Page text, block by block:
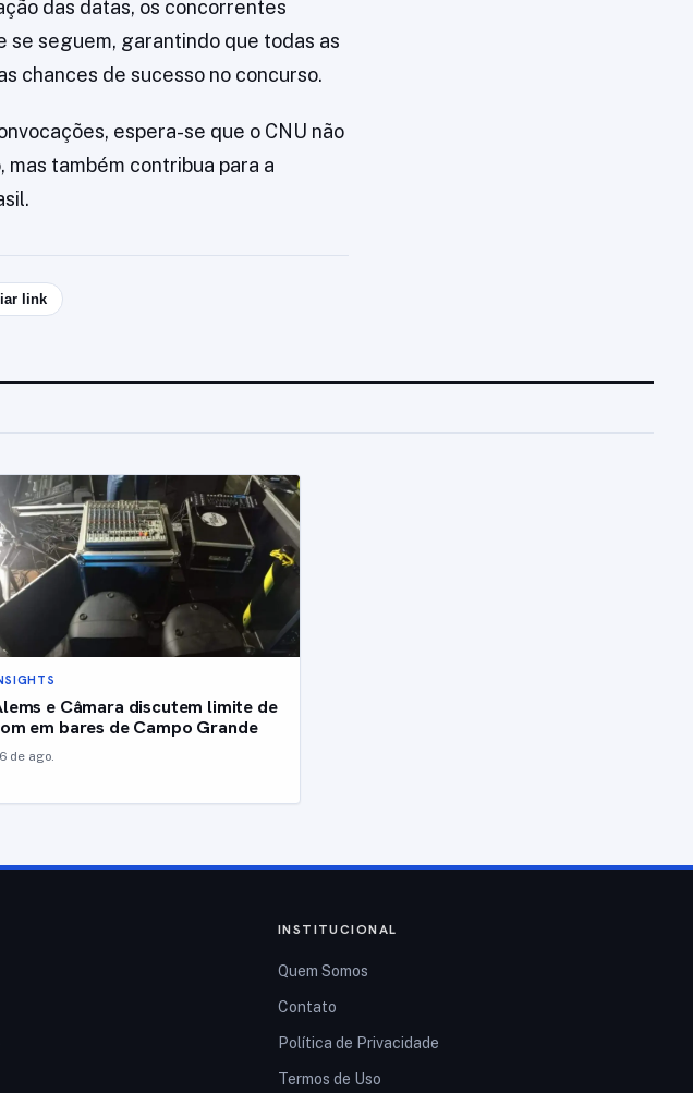
das datas, os concorrentes
se seguem, garantindo que todas as
chances de sucesso no concurso.
espera-se que o CNU não
também contribua para a
link
e Câmara discutem limite de
em bares de Campo Grande
de ago.
INSTITUCIONAL
Quem Somos
Contato
Política de Privacidade
Termos de Uso